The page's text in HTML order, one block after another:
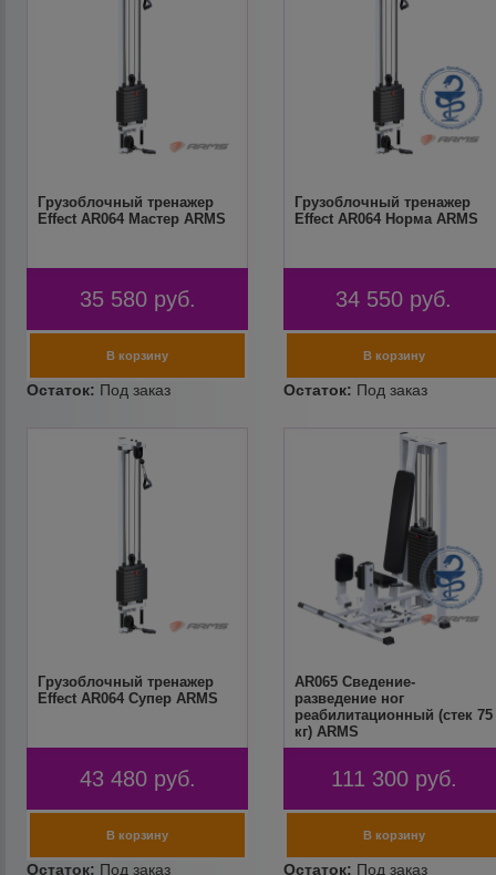
Грузоблочный тренажер
Effect AR064 Мастер ARMS
35 580 руб.
Грузоблочный тренажер
Effect AR064 Норма ARMS
34 550 руб.
Грузоблочный тренажер
Effect AR064 Супер ARMS
43 480 руб.
AR065 Сведение-
разведение ног
реабилитационный (стек 75
кг) ARMS
111 300 руб.